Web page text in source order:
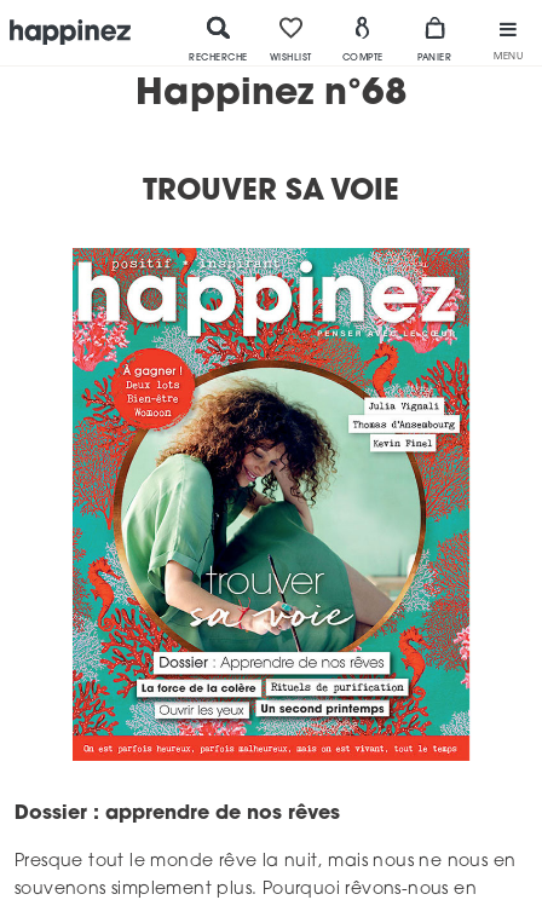
MENU
RECHERCHE WISHLIST COMPTE PANIER
Happinez n°68
TROUVER SA VOIE
Dossier : apprendre de nos rêves
Presque tout le monde rêve la nuit, mais nous ne nous en
souvenons simplement plus. Pourquoi rêvons-nous en